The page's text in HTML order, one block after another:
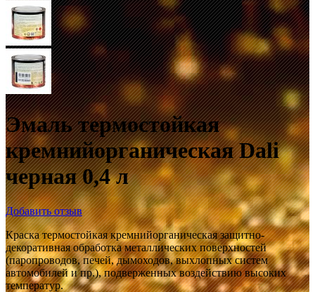
Эмаль термостойкая
кремнийорганическая Dali
черная 0,4 л
Добавить отзыв
Краска термостойкая кремнийорганическая защитно-
декоративная обработка металлических поверхностей
(паропроводов, печей, дымоходов, выхлопных систем
автомобилей и пр.), подверженных воздействию высоких
температур.